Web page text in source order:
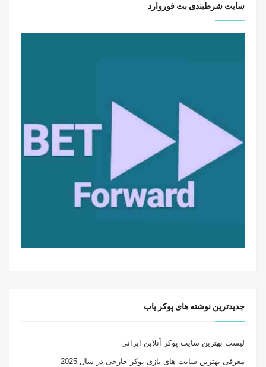
سایت شرطبندی بت فوروارد
جدیدترین نوشته های پوکر یاب
لیست بهترین سایت پوکر آنلاین ایرانی
معرفی بهترین سایت های بازی پوکر خارجی در سال 2025